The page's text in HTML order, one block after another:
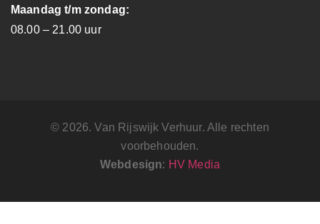
Maandag t/m zondag:
08.00 – 21.00 uur
© 2026. Van Rijswijk Verhuur. Alle rechten
voorbehouden.
Webdesign: HV Media